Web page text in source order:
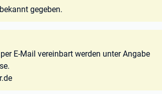
gegeben.
E-Mail vereinbart werden unter Angabe